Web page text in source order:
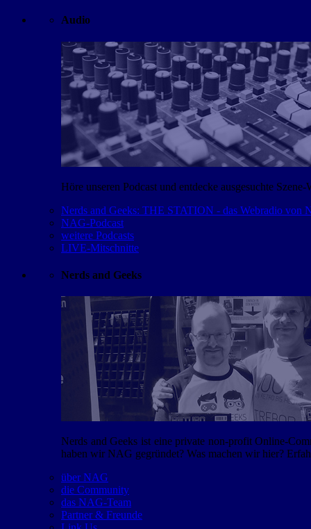
Audio
Höre unseren Podcast und entdecke ausgesuchte Szene-
Nerds and Geeks: THE STATION - das Webradio von
NAG-Podcast
weitere Podcasts
LIVE-Mitschnitte
Nerds and Geeks
Nerds and Geeks ist eine private non-profit Online-
haben wir NAG gegründet? Was machen wir hier?
über NAG
die Community
das NAG-Team
Partner & Freunde